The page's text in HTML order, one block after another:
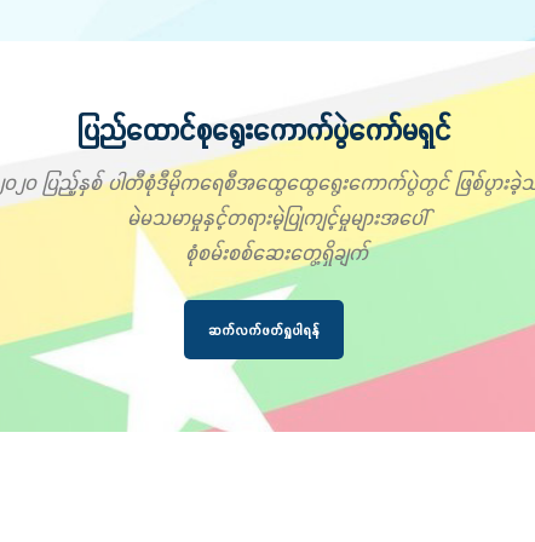
ပြည်ထောင်စုရွေးကောက်ပွဲကော်မရှင်
၂၀၂၀ ပြည့်နှစ် ပါတီစုံဒီမိုကရေစီအထွေထွေရွေးကောက်ပွဲတွင် ဖြစ်ပွား
မဲမသမာမှုနှင့်တရားမဲ့ပြုကျင့်မှုများအပေါ်
စုံစမ်းစစ်ဆေးတွေ့ရှိချက်
ဆက်လက်ဖတ်ရှုပါရန်